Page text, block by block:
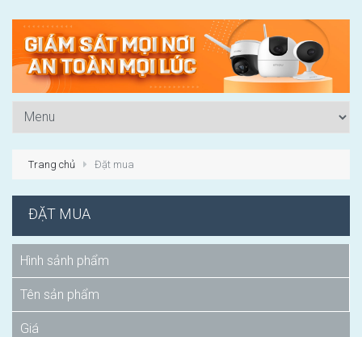
Trang chủ Đặt mua
ĐẶT MUA
Hình sảnh phẩm
Tên sản phẩm
Giá